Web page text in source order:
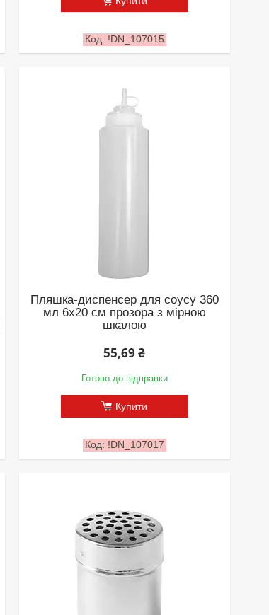
!DN_107015
Пляшка-диспенсер для соусу 360
мл 6х20 см прозора з мірною
шкалою
55,69 ₴
Готово до відправки
Купити
!DN_107017